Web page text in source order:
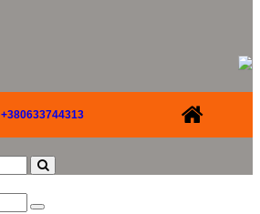
+380633744313